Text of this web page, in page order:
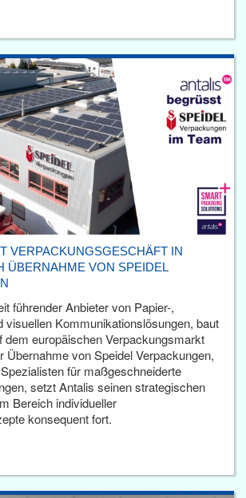
VERPACKUNGSGESCHÄFT IN
ÜBERNAHME VON SPEIDEL
führender Anbieter von Papier-,
visuellen Kommunikationslösungen, baut
dem europäischen Verpackungsmarkt
Übernahme von Speidel Verpackungen,
für maßgeschneiderte
setzt Antalis seinen strategischen
Bereich individueller
konsequent fort.